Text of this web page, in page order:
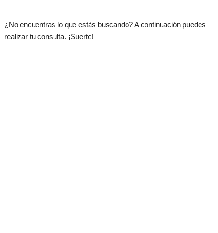
¿No encuentras lo que estás buscando? A continuación puedes
realizar tu consulta. ¡Suerte!